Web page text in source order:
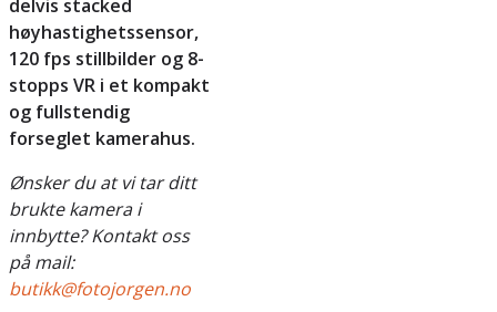
delvis stacked
høyhastighetssensor,
120 fps stillbilder og 8-
stopps VR i et kompakt
og fullstendig
forseglet kamerahus.
Ønsker du at vi tar ditt
brukte kamera i
innbytte? Kontakt oss
på mail:
butikk@fotojorgen.no